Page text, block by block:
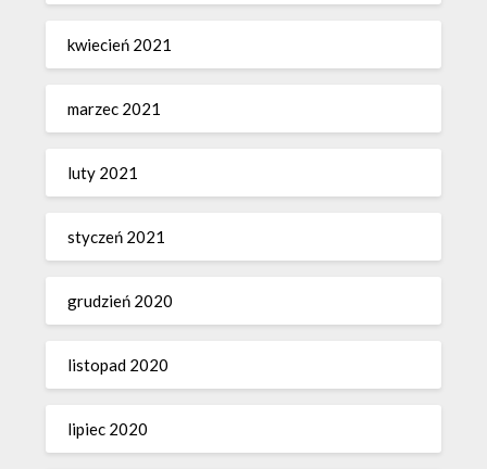
kwiecień 2021
marzec 2021
luty 2021
styczeń 2021
grudzień 2020
listopad 2020
lipiec 2020